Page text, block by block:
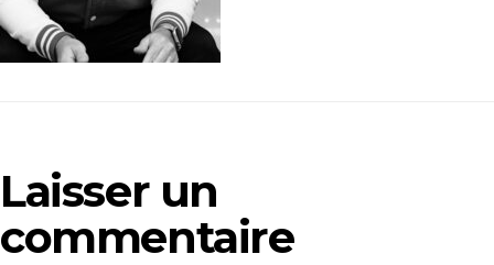
Laisser un
commentaire